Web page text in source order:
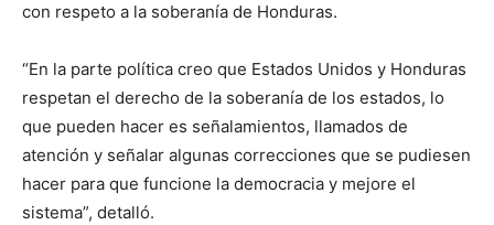
con respeto a la soberanía de Honduras.
“En la parte política creo que Estados Unidos y Honduras
respetan el derecho de la soberanía de los estados, lo
que pueden hacer es señalamientos, llamados de
atención y señalar algunas correcciones que se pudiesen
hacer para que funcione la democracia y mejore el
sistema”, detalló.